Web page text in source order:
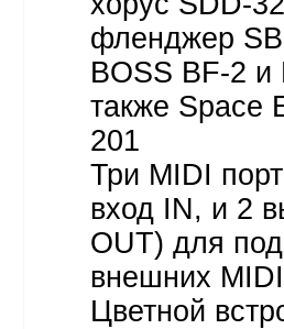
фленджер
BOSS BF-2 и
также Space
201
Три MIDI
вход IN, и 2
OUT) для
внешних
Цветной